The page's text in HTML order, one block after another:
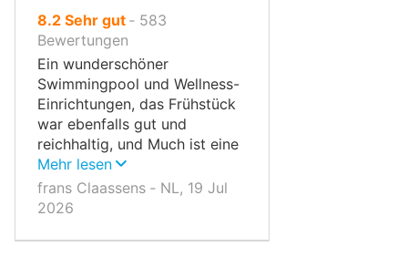
8.2 von
10,
Sehr gut ‐ 583
Bewertungen
Ein wunderschöner
Swimmingpool und Wellness-
Einrichtungen, das Frühstück
war ebenfalls gut und
reichhaltig, und Much ist eine
wunderschöne Stadt.
Mehr lesen
frans Claassens ‐ NL, 19 Jul
2026